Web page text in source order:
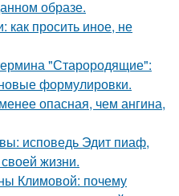
образе.
как просить иное, не
"Старородящие":
формулировки.
опасная, чем ангина,
исповедь Эдит пиаф,
жизни.
Климовой: почему